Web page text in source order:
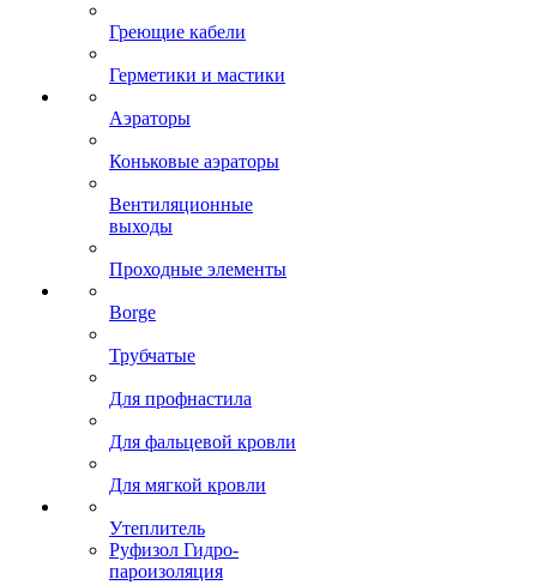
Греющие кабели
Герметики и мастики
Аэраторы
Коньковые аэраторы
Вентиляционные
выходы
Проходные элементы
Borge
Трубчатые
Для профнастила
Для фальцевой кровли
Для мягкой кровли
Утеплитель
Руфизол Гидро-
пароизоляция